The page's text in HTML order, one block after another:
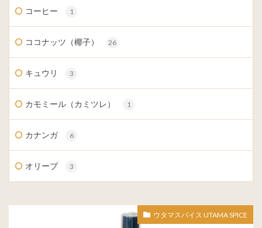
コーヒー 1
ココナッツ（椰子） 26
キュウリ 3
カモミール（カミツレ） 1
カナンガ 6
オリーブ 3
ウタマスパイス UTAMA SPICE